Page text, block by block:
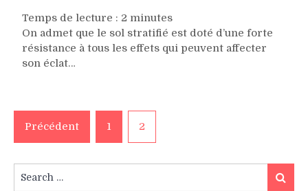
Temps de lecture : 2 minutes
On admet que le sol stratifié est doté d’une forte
résistance à tous les effets qui peuvent affecter
son éclat…
Pagination
des
publications
Précédent 1 2
for:
Search